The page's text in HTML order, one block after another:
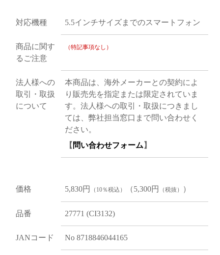
対応機種 5.5インチサイズまでのスマートフォン
商品に関す
るご注意
（特記事項なし）
法人様への
取引・取扱
について
本商品は、海外メーカーとの契約によ
り販売先を指定または限定されていま
す。法人様への取引・取扱につきまし
ては、弊社担当窓口まで問い合わせく
ださい。
【 問い合わせフォーム 】
価格 5,830円 （10％税込） （5,300円 （税抜） ）
品番 27771 (CI3132)
JANコード No 8718846044165